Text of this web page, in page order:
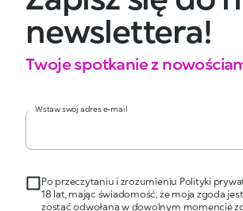
newslettera!
Twoje spotkanie z
Wstaw swój adres e-mail
Po przeczytaniu i zrozumieniu Polityki
18 lat, mając świadomość, że moja zgoda
zostać odwołana w dowolnym momencie